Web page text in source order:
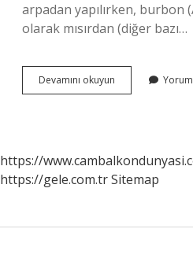
arpadan yapılırken, burbon
olarak mısırdan (diğer bazı…
Devamını okuyun
Iyi
https://
https://gele.com.trSitemap